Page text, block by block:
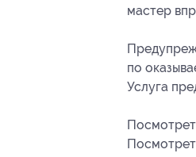
мастер
по
Услуга